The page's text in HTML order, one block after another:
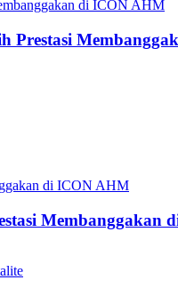
Prestasi
Membanggakan